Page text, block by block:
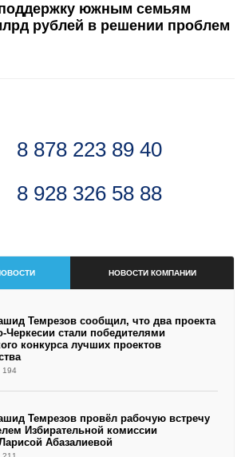
южным семьям
рублей в решении проблем
8 878 223 89 40
8 928 326 58 88
НОВОСТИ КОМПАНИИ
Темрезов сообщил, что два проекта
Черкесии стали победителями
конкурса лучших проектов
194
Темрезов провёл рабочую встречу
Избирательной комиссии
Абазалиевой